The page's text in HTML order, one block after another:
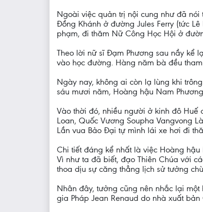
Ngoài việc quản trị nội cung như đã
Đồng Khánh ở đường Jules Ferry (tức
phạm, đi thăm Nữ Công Học Hội ở
Theo lời nữ sĩ Đạm Phương sau nầy kể
vào học đường. Hàng năm bà đều
Ngày nay, không ai còn lạ lùng khi
sáu mươi năm, Hoàng hậu Nam
Vào thời đó, nhiều người ở kinh đô Huế
Loan, Quốc Vương Soupha Vangvong
Lần vua Bảo Đại tự mình lái xe hơi đi
Chi tiết đáng kể nhất là việc Hoàng
Vì như ta đã biết, đạo Thiên Chúa với
thoa dịu sự căng thẳng lịch sử tưởng
Nhân đây, tưởng cũng nên nhắc lại
gia Pháp Jean Renaud do nhà xuất bản